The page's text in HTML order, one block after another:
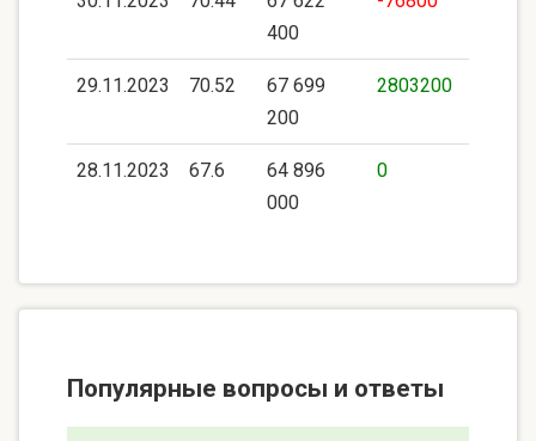
400
29.11.2023 70.52
67 699
200
2803200
28.11.2023 67.6
64 896
000
0
Популярные вопросы и ответы